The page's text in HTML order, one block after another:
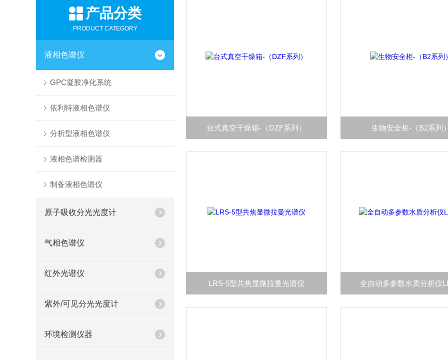
产品分类
PRODUCT CATEGORY
液相色谱仪
GPC凝胶净化系统
依利特液相色谱仪
分析型液相色谱仪
液相色谱检测器
制备液相色谱仪
原子吸收分光光度计
气相色谱仪
红外光谱仪
紫外/可见分光光度计
环境检测仪器
台式真空干燥箱-（DZF系列） 生物安全柜-（B2系列）
LRS-5型共焦显微拉曼光谱仪 全自动多参数水质分析仪